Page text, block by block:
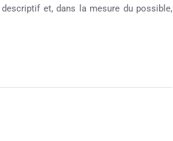
et, dans la mesure du possible,